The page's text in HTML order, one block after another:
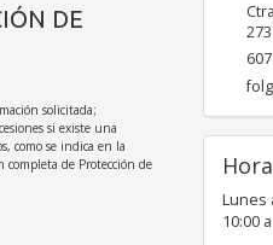
DE
solicitada;
si existe una
como se indica en la
de Protección de
Lunes
10:00